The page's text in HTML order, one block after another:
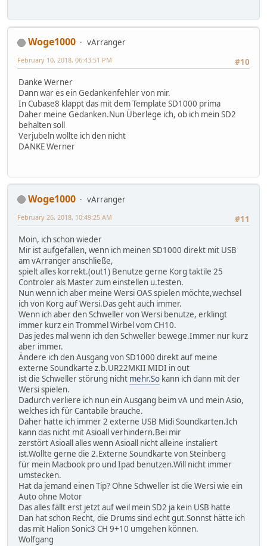
Woge1000
vArranger
#10
February 10, 2018, 06:43:51 PM
Danke Werner
Dann war es ein Gedankenfehler von mir.
In Cubase8 klappt das mit dem Template SD1000 prima
Daher meine Gedanken.Nun Überlege ich, ob ich mein SD2
behalten soll
Verjubeln wollte ich den nicht
DANKE Werner
Woge1000
vArranger
#11
February 26, 2018, 10:49:25 AM
Moin, ich schon wieder
Mir ist aufgefallen, wenn ich meinen SD1000 direkt mit USB
am vArranger anschließe,
spielt alles korrekt.(out1) Benutze gerne Korg taktile 25
Controler als Master zum einstellen u.testen.
Nun wenn ich aber meine Wersi OAS spielen möchte,wechsel
ich von Korg auf Wersi.Das geht auch immer.
Wenn ich aber den Schweller von Wersi benutze, erklingt
immer kurz ein Trommel Wirbel vom CH10.
Das jedes mal wenn ich den Schweller bewege.Immer nur kurz
aber immer.
Ändere ich den Ausgang von SD1000 direkt auf meine
externe Soundkarte z.b.UR22MKII MIDI in out
ist die Schweller störung nicht mehr.So kann ich dann mit der
Wersi spielen.
Dadurch verliere ich nun ein Ausgang beim vA und mein Asio,
welches ich für Cantabile brauche.
Daher hatte ich immer 2 externe USB Midi Soundkarten.Ich
kann das nicht mit Asioall verhindern.Bei mir
zerstört Asioall alles wenn Asioall nicht alleine instaliert
ist.Wollte gerne die 2.Externe Soundkarte von Steinberg
für mein Macbook pro und Ipad benutzen.Will nicht immer
umstecken.
Hat da jemand einen Tip? Ohne Schweller ist die Wersi wie ein
Auto ohne Motor
Das alles fällt erst jetzt auf weil mein SD2 ja kein USB hatte
Dan hat schon Recht, die Drums sind echt gut.Sonnst hätte ich
das mit Halion Sonic3 CH 9+10 umgehen können.
Wolfgang